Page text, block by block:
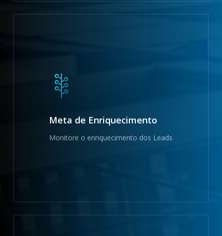
Meta de Enriquecimento
Monitore o enriquecimento dos Leads